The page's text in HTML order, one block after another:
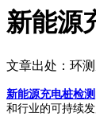
新能源
文章出处：环
新能源充电桩检测
和行业的可持续发